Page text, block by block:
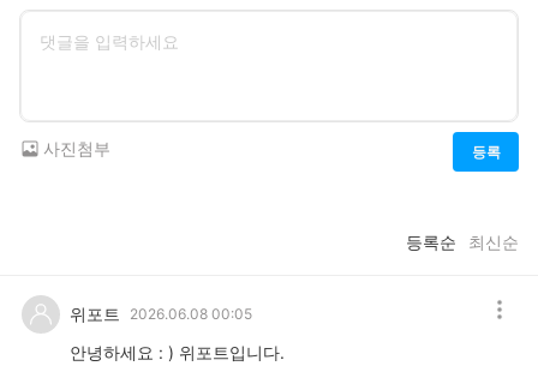
등록
사진첨부
등록순 최신순
위포트 2026.06.08 00:05
안녕하세요 : ) 위포트입니다.